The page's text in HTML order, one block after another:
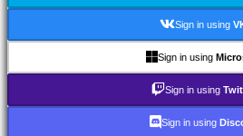
Racing
Casual
Indie
Simulation
Sign in using
Sign in using
Sign in using
Sign in using